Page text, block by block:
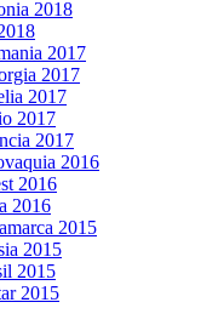
2018
2017
2017
2017
2017
2017
2016
2016
2016
2015
2015
2015
2015